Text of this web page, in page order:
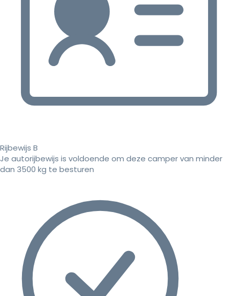
Rijbewijs B
Je autorijbewijs is voldoende om deze camper van minder
dan 3500 kg te besturen